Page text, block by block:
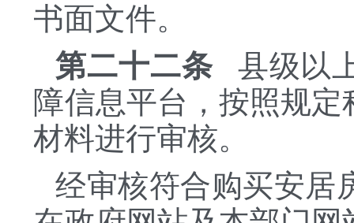
书面文件。
第二十二条县级以上
障信息平台，按照规
材料进行审核。
经审核符合购买安居